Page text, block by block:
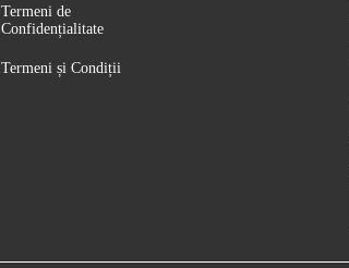
Termeni de
Confidențialitate
Termeni și Condiții